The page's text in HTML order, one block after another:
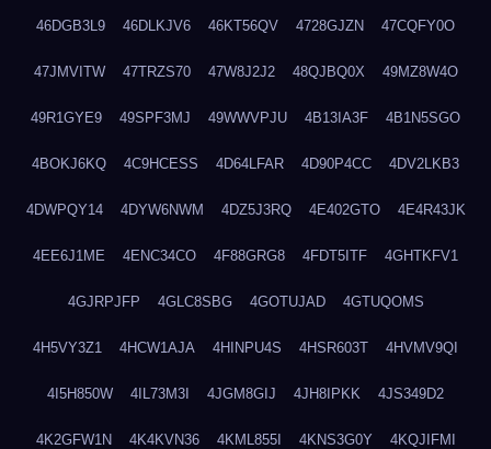
46DGB3L9 46DLKJV6 46KT56QV 4728GJZN 47CQFY0O
47JMVITW 47TRZS70 47W8J2J2 48QJBQ0X 49MZ8W4O
49R1GYE9 49SPF3MJ 49WWVPJU 4B13IA3F 4B1N5SGO
4BOKJ6KQ 4C9HCESS 4D64LFAR 4D90P4CC 4DV2LKB3
4DWPQY14 4DYW6NWM 4DZ5J3RQ 4E402GTO 4E4R43JK
4EE6J1ME 4ENC34CO 4F88GRG8 4FDT5ITF 4GHTKFV1
4GJRPJFP 4GLC8SBG 4GOTUJAD 4GTUQOMS
4H5VY3Z1 4HCW1AJA 4HINPU4S 4HSR603T 4HVMV9QI
4I5H850W 4IL73M3I 4JGM8GIJ 4JH8IPKK 4JS349D2
4K2GFW1N 4K4KVN36 4KML855I 4KNS3G0Y 4KQJIFMI